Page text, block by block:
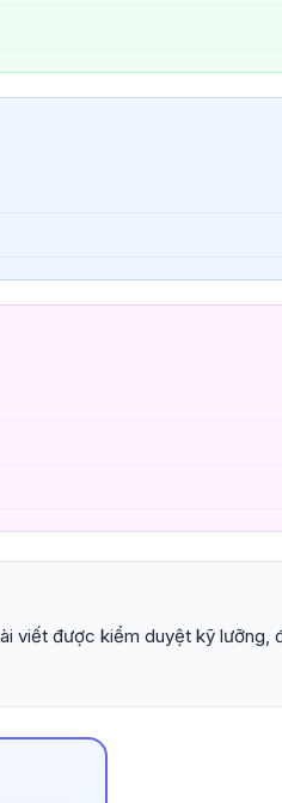
viết được kiểm duyệt kỹ lưỡng,